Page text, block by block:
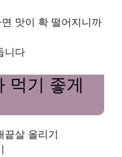
맛이 확 떨어지니까
니다
먹기 좋게
끝살 올리기